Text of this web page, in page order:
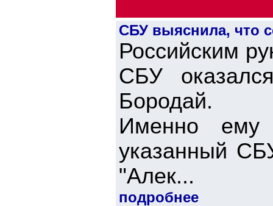
СБУ выяснила, что
Российским
СБУ
Бородай.
Именно ему
указанный
"Алек...
подробнее